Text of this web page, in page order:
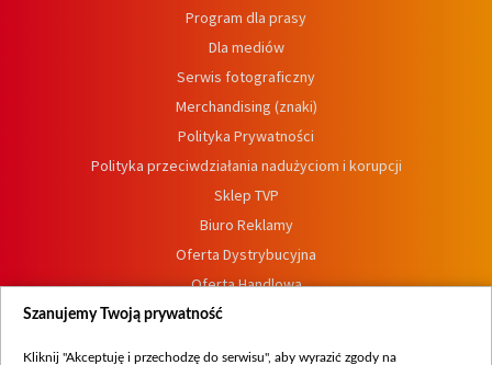
Program dla prasy
Dla mediów
Serwis fotograficzny
Merchandising (znaki)
Polityka Prywatności
Polityka przeciwdziałania nadużyciom i korupcji
Sklep TVP
Biuro Reklamy
Oferta Dystrybucyjna
Oferta Handlowa
Dostępność
Szanujemy Twoją prywatność
Kliknij "Akceptuję i przechodzę do serwisu", aby wyrazić zgody na